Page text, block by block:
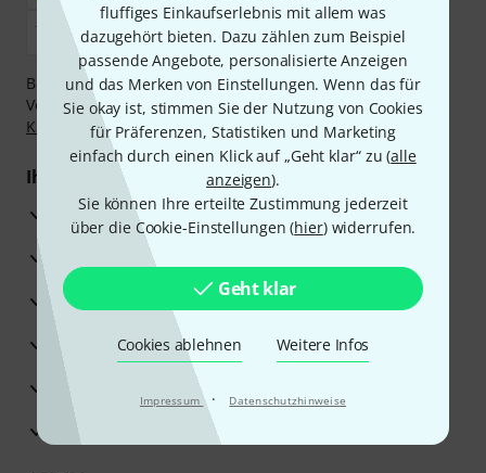
fluffiges Einkaufserlebnis mit allem was
dazugehört bieten. Dazu zählen zum Beispiel
passende Angebote, personalisierte Anzeigen
und das Merken von Einstellungen. Wenn das für
Sie okay ist, stimmen Sie der Nutzung von Cookies
für Präferenzen, Statistiken und Marketing
einfach durch einen Klick auf „Geht klar“ zu (alle
anzeigen).
Sie können Ihre erteilte Zustimmung jederzeit
über die Cookie-Einstellungen (hier) widerrufen.
Geht klar
Cookies ablehnen Weitere Infos
Impressum · Datenschutzhinweise
Bezahlen Sie vertraulich und sicher per Nachnahme,
Vorkasse, PayPal, Amazon Pay,Klarna Sofort bezahlen,
Klarna Ratenzahlungoder Kreditkarte.
Ihre Vorteile
3 Jahre Thomann Garantie
30 Tage Money-Back-Garantie
Reparaturservice
Beratung durch Fachexperten
Zufriedenheitsgarantie
Europas größtes Versandlager